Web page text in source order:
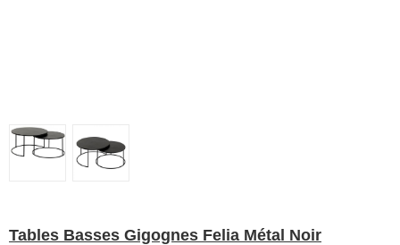
Tables Basses Gigognes Felia Métal Noir